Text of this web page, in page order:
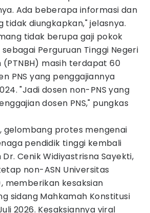
Ada beberapa informasi dan
tidak diungkapkan," jelasnya.
tidak berupa gaji pokok
Perguruan Tinggi Negeri
(PTNBH) masih terdapat 60
PNS yang penggajiannya
"Jadi dosen non-PNS yang
dosen PNS," pungkas
gelombang protes mengenai
pendidik tinggi kembali
Cenik Widiyastrisna Sayekti,
tetap non-ASN Universitas
memberikan kesaksian
sidang Mahkamah Konstitusi
2026. Kesaksiannya viral